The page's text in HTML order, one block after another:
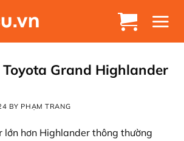
Grand Highlander
BY PHẠM TRANG
lớn hơn Highlander thông thường